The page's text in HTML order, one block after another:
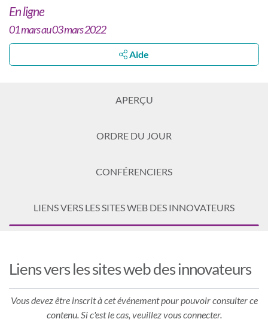
En ligne
01 mars au 03 mars 2022
Aide
APERÇU
ORDRE DU JOUR
CONFÉRENCIERS
LIENS VERS LES SITES WEB DES INNOVATEURS
Liens vers les sites web des innovateurs
Vous devez être inscrit à cet événement pour pouvoir consulter ce
contenu. Si c'est le cas, veuillez vous connecter.